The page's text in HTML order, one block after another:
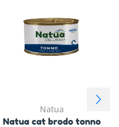
Natua
Natua cat brodo tonno